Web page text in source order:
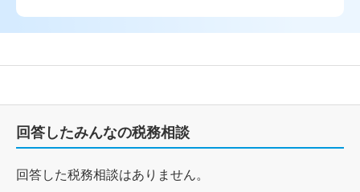
回答したみんなの税務相談
回答した税務相談はありません。